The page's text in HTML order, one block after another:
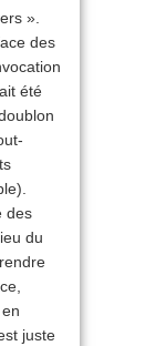
».
des
été
des
du
juste